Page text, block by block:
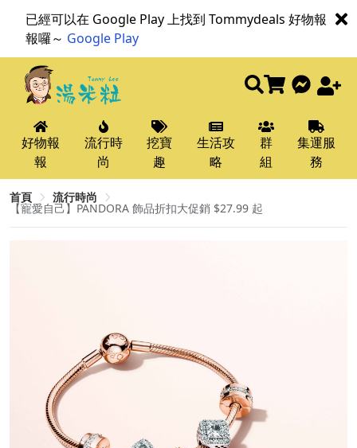
已經可以在 Google Play 上找到 Tommydeals 好物報
報囉～ Google Play
好物報
報
流行時
尚
挖寶
趣
生活攻
略
群
組
集運服
務
首頁 流行時尚
【寵愛自己】PANDORA 飾品折扣大促銷 $27.99 起​